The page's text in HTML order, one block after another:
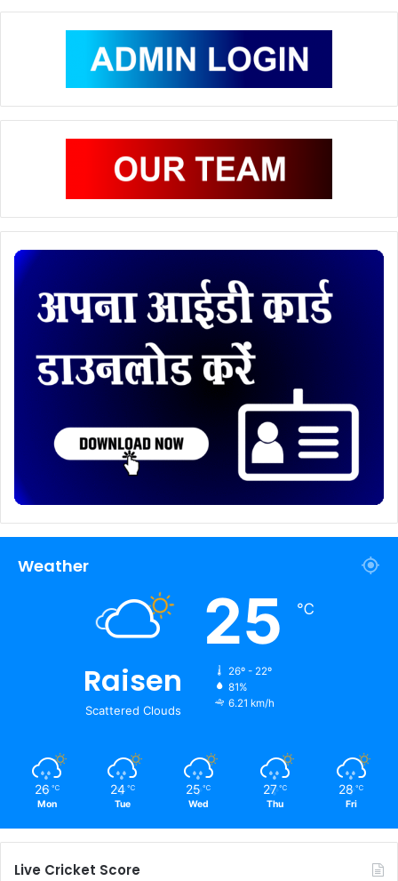
Weather
Raisen
Scattered Clouds
25 ℃
26º - 22º
81%
6.21 km/h
26 ℃
Mon
24 ℃
Tue
25 ℃
Wed
27 ℃
Thu
28 ℃
Fri
Live Cricket Score